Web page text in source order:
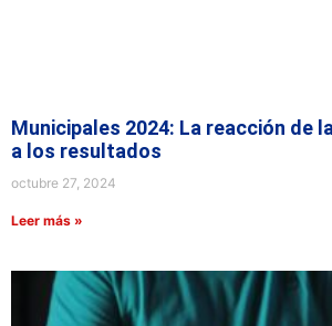
Municipales 2024: La reacción de
a los resultados
octubre 27, 2024
Leer más »